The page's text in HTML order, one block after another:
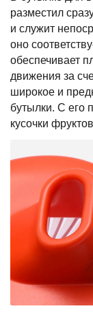
разместил
и служит
оно
обеспечивает
движения за
широкое и
бутылки. С его
кусочки